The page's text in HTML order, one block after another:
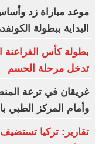
موعد مباراة زد
البداية ببطولة
بطولة كأس الفراعنة
تدخل مرحلة الحسم
غريقان في ترعة
وأمام المركز الطبي
تقارير: تركيا